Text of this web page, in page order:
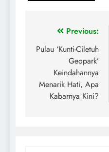
Previous:
Pulau ‘Kunti-Ciletuh
Geopark’
Keindahannya
Menarik Hati, Apa
Kabarnya Kini?